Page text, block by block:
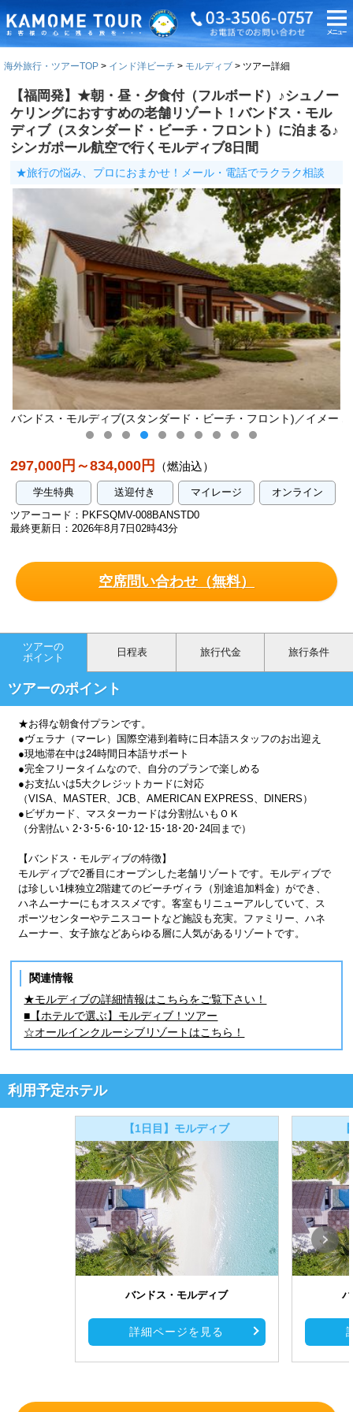
海外旅行・ツアーTOP インド洋ビーチ モルディブ ツアー詳細
【福岡発】★朝・昼・夕食付（フルボード）♪シュノー
ケリングにおすすめの老舗リゾート！バンドス・モル
ディブ（スタンダード・ビーチ・フロント）に泊まる♪
シンガポール航空で行くモルディブ8日間
★旅行の悩み、プロにおまかせ！メール・電話でラクラク相談
ビーチ・フロント)／イメー バンドス・モルディブ(スタンダード・
297,000円～834,000円 （燃油込）
学生特典 送迎付き マイレージ
オンライン
ツアーコード：PKFSQMV-008BANSTD0
最終更新日：2026年8月7日02時43分
空席問い合わせ（無料）
ツアーの
ポイント
日程表 旅行代金 旅行条件
ツアーのポイント
★お得な朝食付プランです。
●ヴェラナ（マーレ）国際空港到着時に日本語スタッフのお出迎え
●現地滞在中は24時間日本語サポート
●完全フリータイムなので、自分のプランで楽しめる
●お支払いは5大クレジットカードに対応
（VISA、MASTER、JCB、AMERICAN EXPRESS、DINERS）
●ビザカード、マスターカードは分割払いもＯＫ
（分割払い 2･3･5･6･10･12･15･18･20･24回まで）
【バンドス・モルディブの特徴】
モルディブで2番目にオープンした老舗リゾートです。モルディブで
は珍しい1棟独立2階建てのビーチヴィラ（別途追加料金）ができ、
ハネムーナーにもオススメです。客室もリニューアルしていて、ス
ポーツセンターやテニスコートなど施設も充実。ファミリー、ハネ
ムーナー、女子旅などあらゆる層に人気があるリゾートです。
関連情報
★モルディブの詳細情報はこちらをご覧下さい！
■【ホテルで選ぶ】モルディブ！ツアー
☆オールインクルーシブリゾートはこちら！
利用予定ホテル
【1日目】モルディブ
バンドス・モルディブ
詳細ページを見る